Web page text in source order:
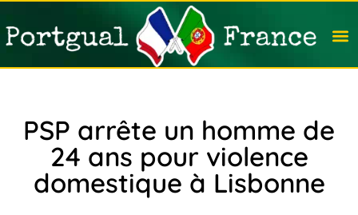
PSP arrête un homme de
24 ans pour violence
domestique à Lisbonne